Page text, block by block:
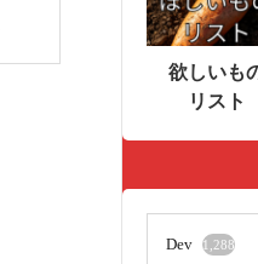
欲しいも
リスト
Dev 1,288